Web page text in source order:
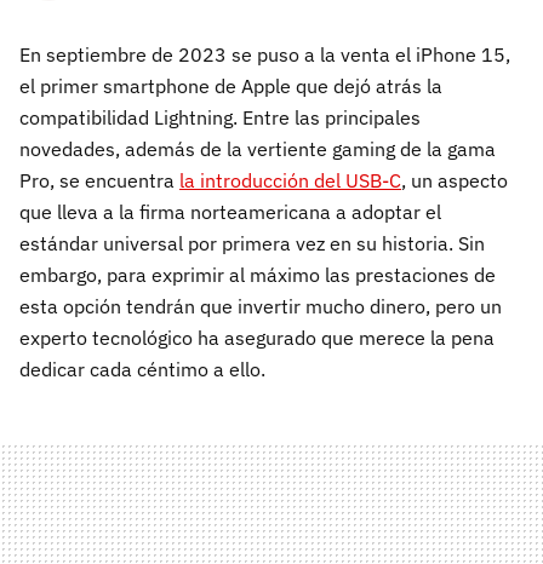
En septiembre de 2023 se puso a la venta el iPhone 15,
el primer smartphone de Apple que dejó atrás la
compatibilidad Lightning. Entre las principales
novedades, además de la vertiente gaming de la gama
Pro, se encuentra la introducción del USB-C, un aspecto
que lleva a la firma norteamericana a adoptar el
estándar universal por primera vez en su historia. Sin
embargo, para exprimir al máximo las prestaciones de
esta opción tendrán que invertir mucho dinero, pero un
experto tecnológico ha asegurado que merece la pena
dedicar cada céntimo a ello.